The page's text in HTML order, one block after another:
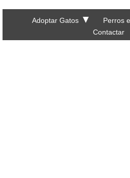
Adoptar Gatos ▼ Perros
Contactar